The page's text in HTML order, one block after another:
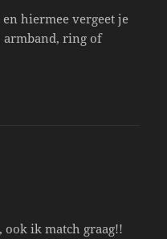
hiermee vergeet je
armband, ring of
ik match graag!!